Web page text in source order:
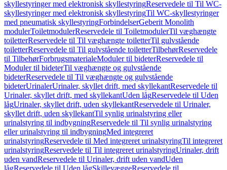
skyllestyringer med elektronisk skyllestyringReservedele til Til WC-
skyllestyringer med elektronisk skyllestyringTil WC-skyllestyringer
med pneumatisk skyllestyringForbindelserGeberit Monolith
modulerToiletmodulerReservedele til ToiletmodulerTil væghængte
toiletterReservedele til Til væghængte toiletterTil gulvstående
toiletterReservedele til Til gulvstående toiletterTilbehørReservedele
til TilbehørForbrugsmaterialeModuler til bideterReservedele til
Moduler til bideterTil væghængte og gulvstående
bideterReservedele til Til væghængte og gulvstående
bideterUrinalerUrinaler, skyllet drift, med skyllekantReservedele til
Urinaler, skyllet drift, med skyllekantUden lågReservedele til Uden
lågUrinaler, skyllet drift, uden skyllekantReservedele til Urinaler,
skyllet drift, uden skyllekantTil synlig urinalstyring eller
urinalstyring til indbygningReservedele til Til synlig urinalstyring
eller urinalstyring til indbygningMed integreret
urinalstyringReservedele til Med integreret urinalstyringTil integreret
urinalstyringReservedele til Til integreret urinalstyringUrinaler, drift
uden vandReservedele til Urinaler, drift uden vandUden
lågReservedele til Uden lågSkillevæggeReservedele til